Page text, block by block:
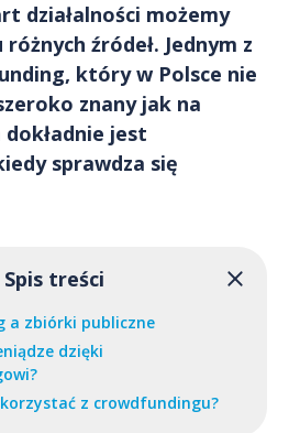
działalności możemy
źródeł. Jednym z
który w Polsce nie
znany jak na
dokładnie jest
sprawdza się
Spis treści
a zbiórki publiczne
dzięki
z crowdfundingu?